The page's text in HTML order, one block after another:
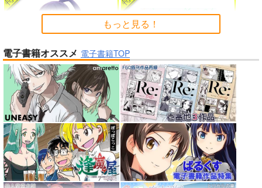
よくある令嬢転生だと思ったのに 5
孤独だった国民的美少女の妹を一晩
泊めたら懐かれた
人狼機ウィンヴルガ ー叛逆篇ー 5
インゴクダンチ
Summer Challenger/水瀬いの
り
もっと見る！
電子書籍オススメ 電子書籍TOP